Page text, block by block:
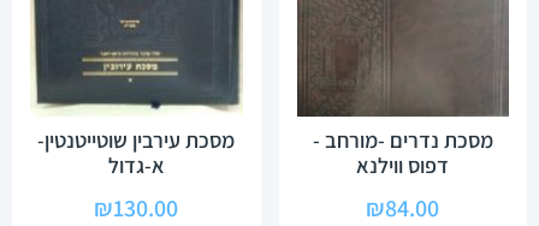
מסכת נדרים -מורחב -
דפוס ווילנא
₪84.00
מסכת עירבין שוטייטנטין-
א-גדול
₪130.00